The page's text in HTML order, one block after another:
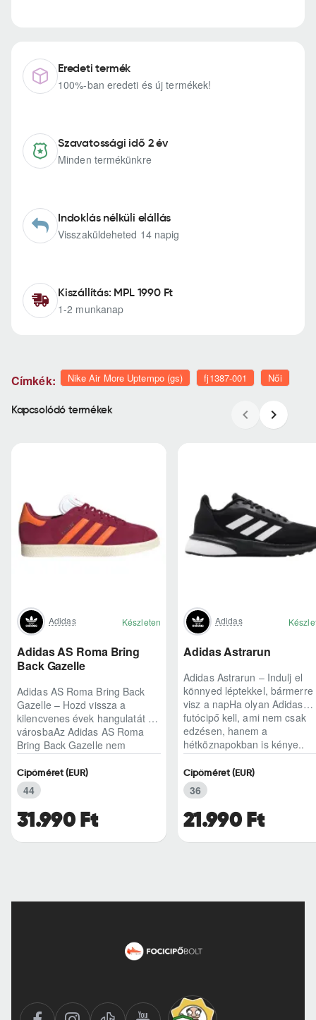
Eredeti termék
100%-ban eredeti és új termékek!
Szavatossági idő 2 év
Minden termékünkre
Indoklás nélküli elállás
Visszaküldeheted 14 napig
Kiszállítás: MPL 1990 Ft
1-2 munkanap
Címkék: Nike Air More Uptempo (gs) fj1387-001 Női
Kapcsolódó termékek
Adidas Készleten
Adidas AS Roma Bring
Back Gazelle
Adidas AS Roma Bring Back
Gazelle – Hozd vissza a
kilencvenes évek hangulatát a
városbaAz Adidas AS Roma
Bring Back Gazelle nem
egyszerű sneaker, hane..
31.990 Ft
Cipőméret (EUR)
44
Adidas
Adidas Astrarun
Adidas Astrarun – Indulj el
könnyed léptekkel, bármerre
visz a napHa olyan Adidas
futócipő kell, ami nem csak
edzésen, hanem a
hétköznapokban is kénye..
21.990 Ft
Cipőméret (EUR)
36